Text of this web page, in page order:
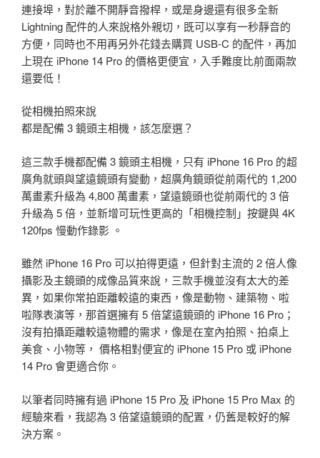
連接埠，對於離不開靜音撥桿，或是身邊還有很多全新
Lightning 配件的人來說格外親切，既可以享有一秒靜音的
方便，同時也不用再另外花錢去購買 USB-C 的配件，再加
上現在 iPhone 14 Pro 的價格更便宜，入手難度比前面兩款
還要低！
從相機拍照來說
都是配備 3 鏡頭主相機，該怎麼選？
這三款手機都配備 3 鏡頭主相機，只有 iPhone 16 Pro 的超
廣角就頭與望遠鏡頭有變動，超廣角鏡頭從前兩代的 1,200
萬畫素升級為 4,800 萬畫素，望遠鏡頭也從前兩代的 3 倍
升級為 5 倍，並新增可玩性更高的「相機控制」按鍵與 4K
120fps 慢動作錄影 。
雖然 iPhone 16 Pro 可以拍得更遠，但針對主流的 2 倍人像
攝影及主鏡頭的成像品質來說，三款手機並沒有太大的差
異，如果你常拍距離較遠的東西，像是動物、建築物、啦
啦隊表演等，那首選擁有 5 倍望遠鏡頭的 iPhone 16 Pro；
沒有拍攝距離較遠物體的需求，像是在室內拍照、拍桌上
美食、小物等， 價格相對便宜的 iPhone 15 Pro 或 iPhone
14 Pro 會更適合你。
以筆者同時擁有過 iPhone 15 Pro 及 iPhone 15 Pro Max 的
經驗來看，我認為 3 倍望遠鏡頭的配置，仍舊是較好的解
決方案。